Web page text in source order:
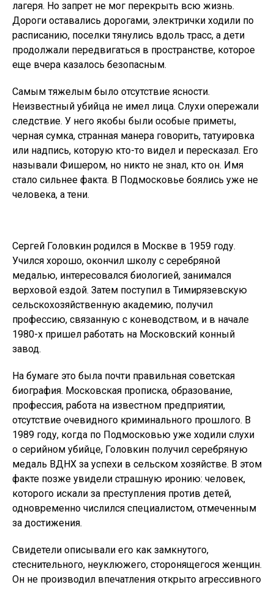
лагеря. Но запрет не мог перекрыть всю жизнь.
Дороги оставались дорогами, электрички ходили по
расписанию, поселки тянулись вдоль трасс, а дети
продолжали передвигаться в пространстве, которое
еще вчера казалось безопасным.
Самым тяжелым было отсутствие ясности.
Неизвестный убийца не имел лица. Слухи опережали
следствие. У него якобы были особые приметы,
черная сумка, странная манера говорить, татуировка
или надпись, которую кто-то видел и пересказал. Его
называли Фишером, но никто не знал, кто он. Имя
стало сильнее факта. В Подмосковье боялись уже не
человека, а тени.
Сергей Головкин родился в Москве в 1959 году.
Учился хорошо, окончил школу с серебряной
медалью, интересовался биологией, занимался
верховой ездой. Затем поступил в Тимирязевскую
сельскохозяйственную академию, получил
профессию, связанную с коневодством, и в начале
1980-х пришел работать на Московский конный
завод.
На бумаге это была почти правильная советская
биография. Московская прописка, образование,
профессия, работа на известном предприятии,
отсутствие очевидного криминального прошлого. В
1989 году, когда по Подмосковью уже ходили слухи
о серийном убийце, Головкин получил серебряную
медаль ВДНХ за успехи в сельском хозяйстве. В этом
факте позже увидели страшную иронию: человек,
которого искали за преступления против детей,
одновременно числился специалистом, отмеченным
за достижения.
Свидетели описывали его как замкнутого,
стеснительного, неуклюжего, сторонящегося женщин.
Он не производил впечатления открыто агрессивного